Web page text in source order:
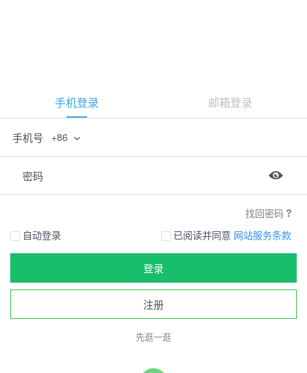
手机登录 邮箱登录
手机号 +86
密码
找回密码
自动登录
已阅读并同意 网站服务条款
登录
注册
先逛一逛